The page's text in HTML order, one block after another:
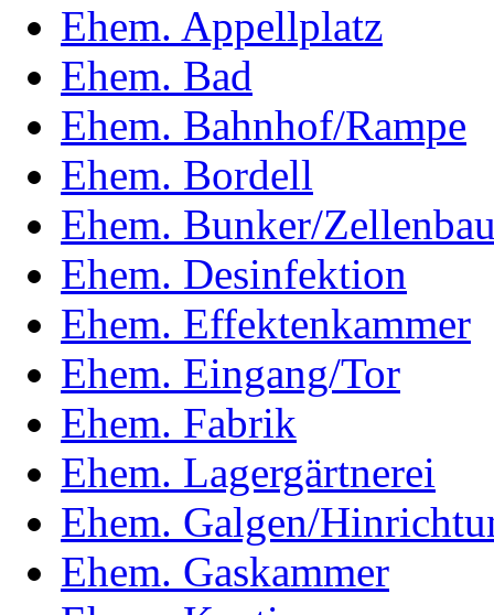
Ehem. Appellplatz
Ehem. Bad
Ehem. Bahnhof/Rampe
Ehem. Bordell
Ehem. Bunker/
Ehem. Desinfektion
Ehem. Effektenkammer
Ehem. Eingang/Tor
Ehem. Fabrik
Ehem. Lagergärtnerei
Ehem. Galgen/
Ehem. Gaskammer